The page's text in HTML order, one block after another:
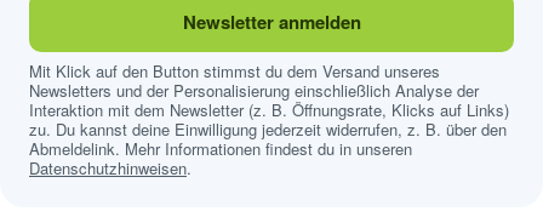
Newsletter anmelden
Mit Klick auf den Button stimmst du dem Versand unseres
Newsletters und der Personalisierung einschließlich Analyse der
Interaktion mit dem Newsletter (z. B. Öffnungsrate, Klicks auf Links)
zu. Du kannst deine Einwilligung jederzeit widerrufen, z. B. über den
Abmeldelink. Mehr Informationen findest du in unseren
Datenschutzhinweisen.